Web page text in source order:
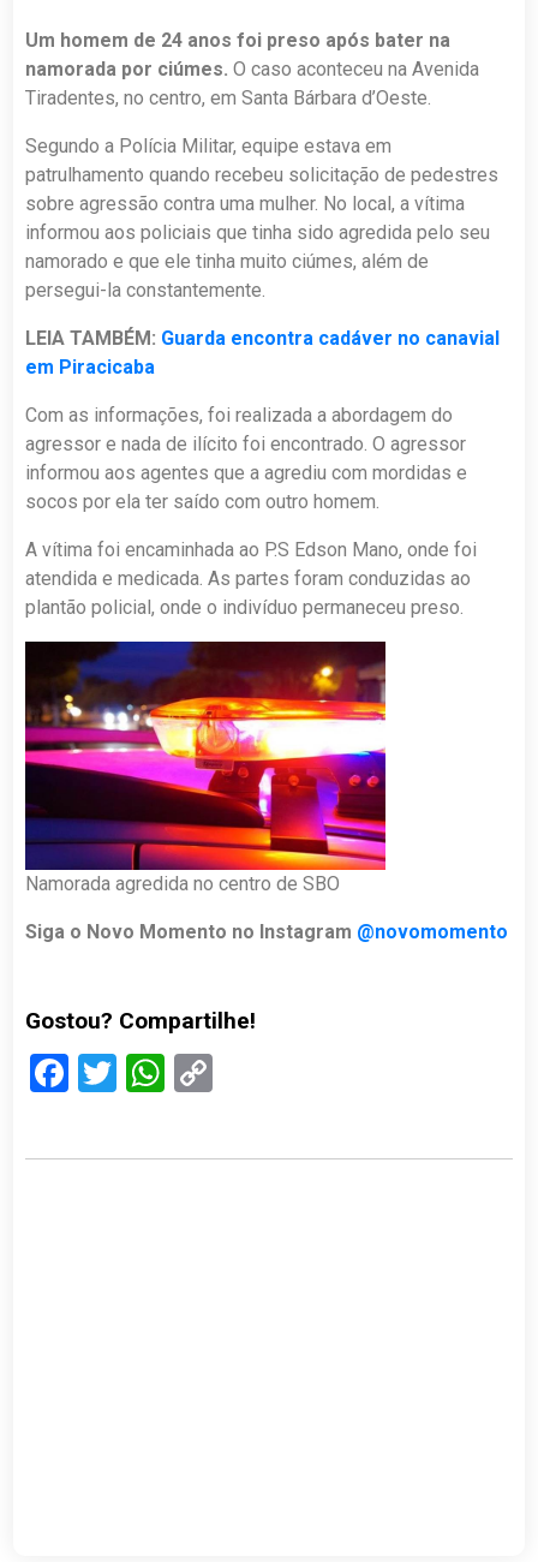
Um homem de 24 anos foi preso após bater na
namorada por ciúmes. O caso aconteceu na Avenida
Tiradentes, no centro, em Santa Bárbara d’Oeste.
Segundo a Polícia Militar, equipe estava em
patrulhamento quando recebeu solicitação de pedestres
sobre agressão contra uma mulher. No local, a vítima
informou aos policiais que tinha sido agredida pelo seu
namorado e que ele tinha muito ciúmes, além de
persegui-la constantemente.
LEIA TAMBÉM: Guarda encontra cadáver no canavial
em Piracicaba
Com as informações, foi realizada a abordagem do
agressor e nada de ilícito foi encontrado. O agressor
informou aos agentes que a agrediu com mordidas e
socos por ela ter saído com outro homem.
A vítima foi encaminhada ao P.S Edson Mano, onde foi
atendida e medicada. As partes foram conduzidas ao
plantão policial, onde o indivíduo permaneceu preso.
Namorada agredida no centro de SBO
Siga o Novo Momento no Instagram @novomomento
Gostou? Compartilhe!
Facebook
TwitterWhatsApp